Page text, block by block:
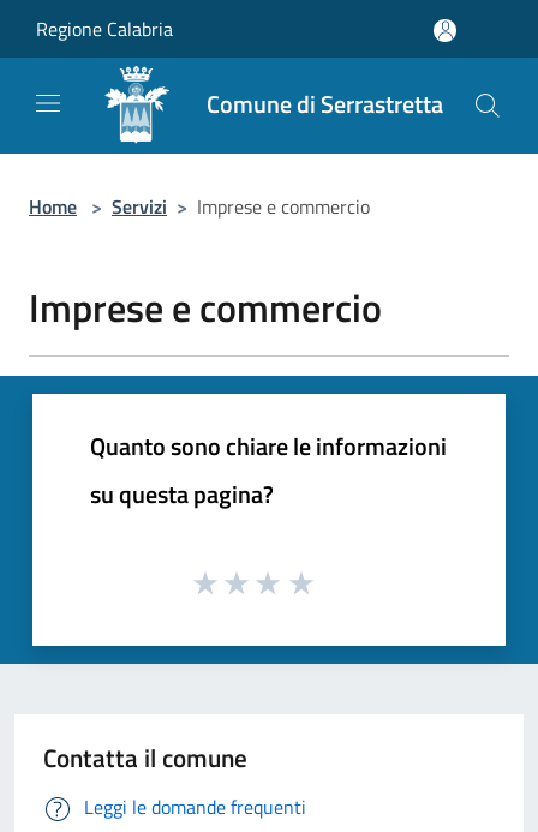
Regione Calabria
Comune di Serrastretta
Home > Servizi > Imprese e commercio
Imprese e commercio
Quanto sono chiare le informazioni
su questa pagina?
Contatta il comune
Leggi le domande frequenti